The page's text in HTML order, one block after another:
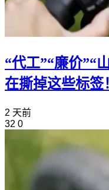
“代工”“廉价”“
在撕掉这些标签
2 天前
32 0